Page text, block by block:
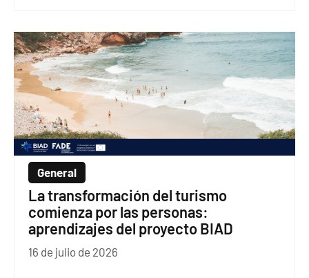
General
La transformación del turismo
comienza por las personas:
aprendizajes del proyecto BIAD
16 de julio de 2026